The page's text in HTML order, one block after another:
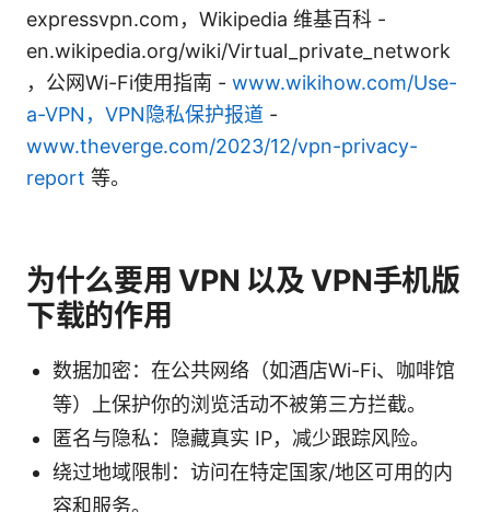
expressvpn.com，Wikipedia 维基百科 -
en.wikipedia.org/wiki/Virtual_private_network
，公网Wi-Fi使用指南 - www.wikihow.com/Use-
a-VPN，VPN隐私保护报道 -
www.theverge.com/2023/12/vpn-privacy-
report 等。
为什么要用 VPN 以及 VPN手机版
下载的作用
数据加密：在公共网络（如酒店Wi-Fi、咖啡馆
等）上保护你的浏览活动不被第三方拦截。
匿名与隐私：隐藏真实 IP，减少跟踪风险。
绕过地域限制：访问在特定国家/地区可用的内
容和服务。